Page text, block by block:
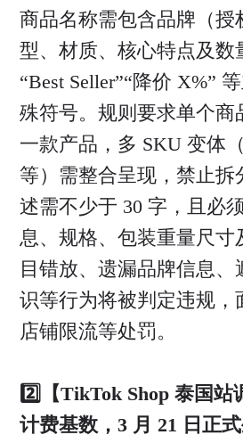
商品名称需包含品牌（授
型、材质、核心特点及数
“Best Seller”“降价 X%”
殊符号。规则要求单个商
一款产品，多 SKU 变体
等）需整合呈现，禁止拆
述需不少于 30 字，且必
息、规格、包装重量尺寸
目错放、遗漏品牌信息、
识等行为将被判定违规，
店铺限流等处罚。
2️⃣【TikTok Shop 泰国站
计费基数，3 月 21 日正式